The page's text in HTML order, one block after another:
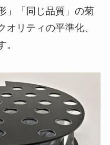
」「同じ品質」の菊
リティの平準化、